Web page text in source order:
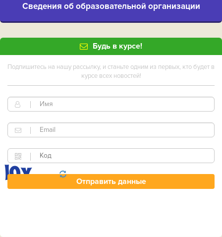
Cведения об образовательной организации
Будь в курсе!
Подпишитесь на нашу рассылку, и станьте одним из первых, кто будет в
курсе всех новостей!